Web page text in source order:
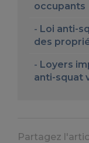
occupants
Loi anti-
des
Loyers
anti-squat
Partagez